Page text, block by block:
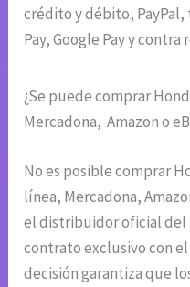
crédito y débito,
Pay, Google Pay y
¿Se puede comprar
Mercadona, Amazon o
No es posible comprar
línea, Mercadona,
el distribuidor oficial del
contrato exclusivo con
decisión garantiza que